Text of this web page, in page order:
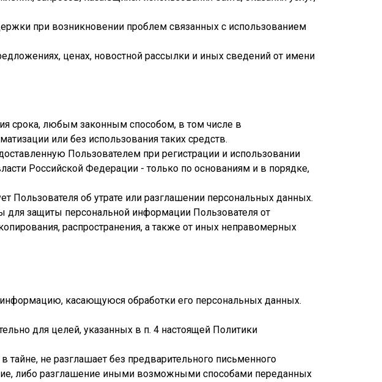
при возникновении проблем связанных с использованием
ценах, новостной рассылки и иных сведений от имени
срока, любым законным способом, в том числе в
или без использования таких средств.
Пользователем при регистрации и использовании
Российской Федерации - только по основаниям и в порядке,
Пользователя об утрате или разглашении персональных данных.
защиты персональной информации Пользователя от
распространения, а также от иных неправомерных
информацию, касающуюся обработки его персональных данных.
для целей, указанных в п. 4 настоящей Политики
не разглашает без предварительного письменного
либо разглашение иными возможными способами переданных